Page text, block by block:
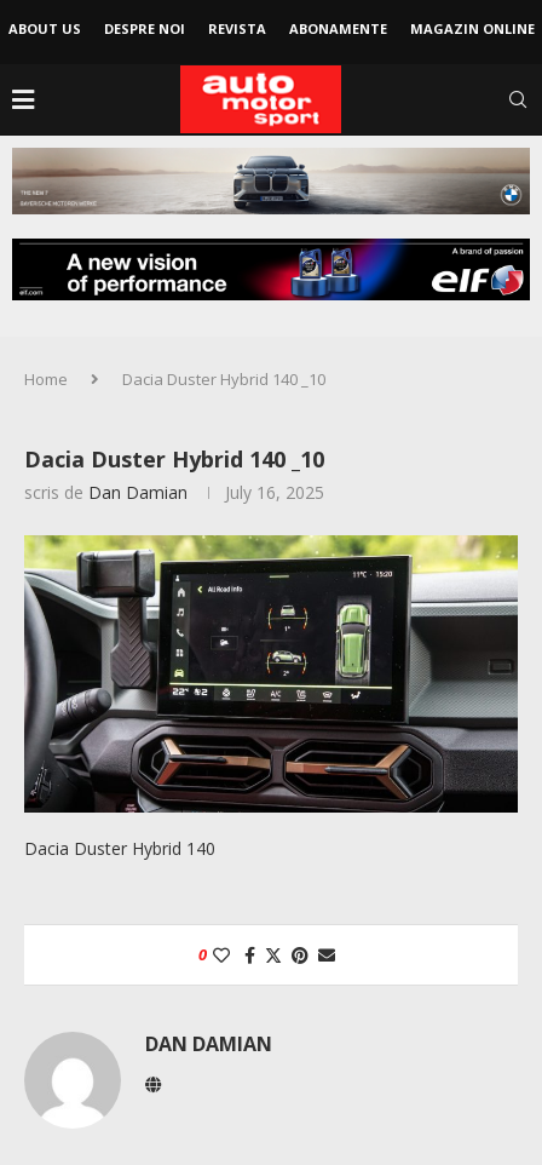
ABOUT US DESPRE NOI REVISTA ABONAMENTE MAGAZIN ONLINE
Home Dacia Duster Hybrid 140 _10
Dacia Duster Hybrid 140 _10
scris de Dan Damian July 16, 2025
Dacia Duster Hybrid 140
0
DAN DAMIAN